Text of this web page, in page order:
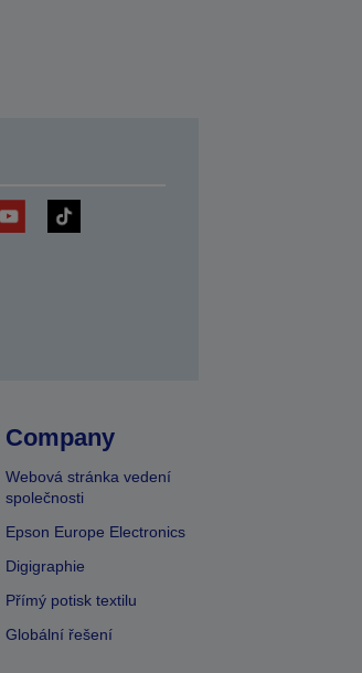
Company
Webová stránka vedení
společnosti
Epson Europe Electronics
Digigraphie
Přímý potisk textilu
Globální řešení